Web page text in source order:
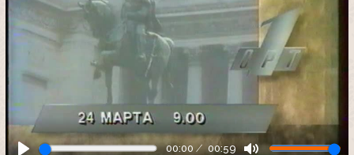
00:00 00:59